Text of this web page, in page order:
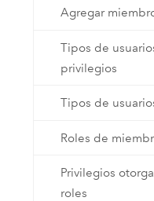
Agregar
Tipos de
privilegios
Tipos de
Roles de
Privilegios
roles